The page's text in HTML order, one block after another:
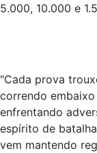
5.000, 10.000 e
"Cada prova
correndo
enfrentando
espírito de
vem mantendo